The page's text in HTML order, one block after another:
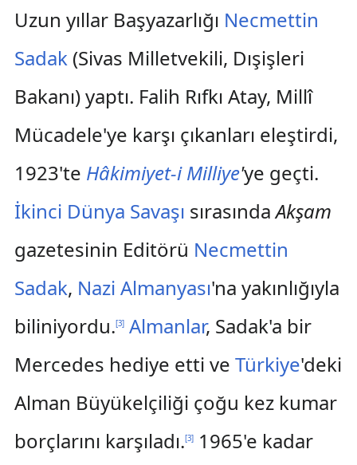
Uzun yıllar Başyazarlığı Necmettin
Sadak(Sivas Milletvekili, Dışişleri
Bakanı) yaptı. Falih Rıfkı Atay, Millî
Mücadele'ye karşı çıkanları eleştirdi,
1923'te Hâkimiyet-i Milliye'ye geçti.
İkinci Dünya Savaşı sırasındaAkşam
gazetesinin Editörü Necmettin
Sadak, Nazi Almanyası'na yakınlığıyla
biliniyordu.[3] Almanlar, Sadak'a bir
Mercedes hediye etti ve Türkiye'deki
Alman Büyükelçiliği çoğu kez kumar
borçlarını karşıladı.[3]1965'e kadar